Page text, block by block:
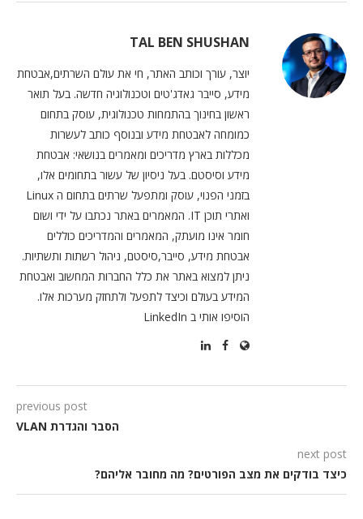
TAL BEN SHUSHAN
יוצר, עורך וכותב האתר, חי את עולם השרתים,אבטחת
מידע, סייבר גאדג'טים וטכנולוגיה חדשה. בעל תואר
ראשון בחינוך בהתמחות טכנולוגית, עוסק בתחום
כמומחה לאבטחת מידע ובנוסף כותב לעשרות
מכללות בארץ מדריכים ומאמרים בנושאי: אבטחת
מידע וסיסטם. בעל ניסיון של עשור בתחומים אלו,
בזמני הפנוי, עוסק ומתפעל שרתים בתחום ה Linux
ואתרי תוכן IT. המאמרים באתר נכתבו על ידי ושום
חומר אינו מועתק, המאמרים והמדריכים כוללים
אבטחת מידע, סייבר,סיסטם, ניהול רשתות ותשתיות.
ניתן למצוא באתר את כלל החברות המחשוב ואבטחת
המידע בעולם וכיצד לתפעל ולתחזק מערכות אלו.
הוסיפו אותי ב LinkedIn
previous post
הסבר והגדרת VLAN
next post
כיצד בודקים את מצב הפורטים? מה מחובר אליהם?